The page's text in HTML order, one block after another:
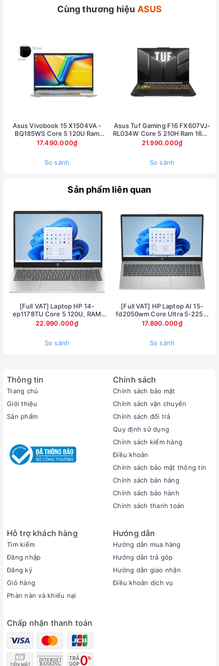
Cùng thương hiệu ASUS
Asus Vivobook 15 X1504VA -
BQ185WS Core 5 120U Ram
16GB SSD 512GB Màn 15,6inch
17.490.000₫
So sánh
Asus Tuf Gaming F16 FX607VJ-
RL034W Core 5 210H Ram 16GB
SSD 512GB RTX 3050 6GB Màn
16inch FullHD 144Hz (bảo hành
21.990.000₫
So sánh
Sản phẩm liên quan
[Full VAT] Laptop HP 14-
ep1178TU Core 5 120U, RAM
16GB, SSD 1TB, 14 inch FHD,
Windows 11
22.990.000₫
So sánh
[Full VAT] HP Laptop AI 15-
fd2050wm Core Ultra 5-225U
Ram 8GB SSD 512GB Màn hình
15.6inch FullHD Touch
17.890.000₫
So sánh
Thông tin
Trang chủ
Giới thiệu
Sản phẩm
Chính sách
Chính sách bảo mật
Chính sách vận chuyển
Chính sách đổi trả
Quy định sử dụng
Chính sách kiểm hàng
Điều khoản
Chính sách bảo mật thông tin
Chính sách bán hàng
Chính sách bảo hành
Chính sách thanh toán
Hỗ trợ khách hàng
Tìm kiếm
Đăng nhập
Đăng ký
Giỏ hàng
Phàn nàn và khiếu nại
Hướng dẫn
Hướng dẫn mua hàng
Hướng dẫn trả góp
Hướng dẫn giao nhận
Điều khoản dịch vụ
Chấp nhận thanh toán